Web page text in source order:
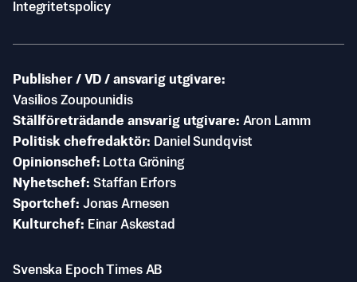
Integritetspolicy
Publisher / VD / ansvarig utgivare
Vasilios Zoupounidis
Ställföreträdande ansvarig utgivare Aron Lamm
Politisk chefredaktör
Daniel Sundqvist
Opinionschef
Lotta Gröning
Nyhetschef Staffan Erfors
Sportchef Jonas Arnesen
Kulturchef
Einar Askestad
Svenska Epoch Times AB